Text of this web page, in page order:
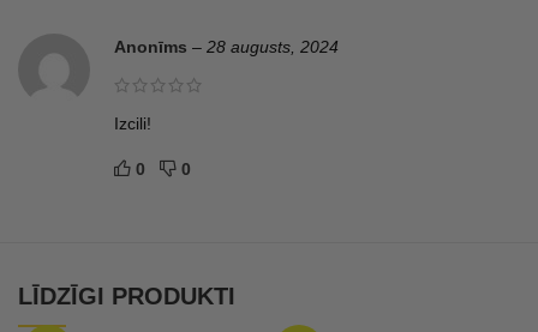
Anonīms – 28 augusts, 2024
Izcili!
0 0
LĪDZĪGI PRODUKTI